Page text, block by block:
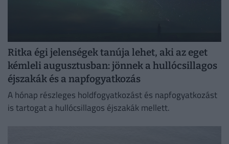
Ritka égi jelenségek tanúja lehet, aki az eget
kémleli augusztusban: jönnek a hullócsillagos
éjszakák és a napfogyatkozás
A hónap részleges holdfogyatkozást és napfogyatkozást
is tartogat a hullócsillagos éjszakák mellett.